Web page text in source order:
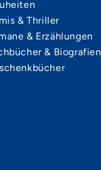
& Thriller
& Erzählungen
& Biografien